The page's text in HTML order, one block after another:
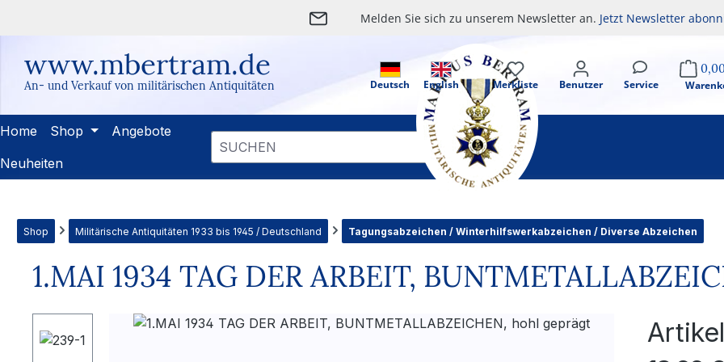
Melden Sie sich zu unserem Newsletter an. Jetzt Newsletter
www.mbertram.de
An- und Verkauf von militärischen Antiquitäten Deutsch English Merkliste Benutzer Service
Home Shop
Angebote
Neuheiten
Shop Militärische Antiquitäten 1933 bis 1945 / Deutschland Tagungsabzeichen / Winterhilfswerkabzeichen / Diverse Abzeichen
1.MAI 1934 TAG DER ARBEIT,
Bildergalerie überspringen